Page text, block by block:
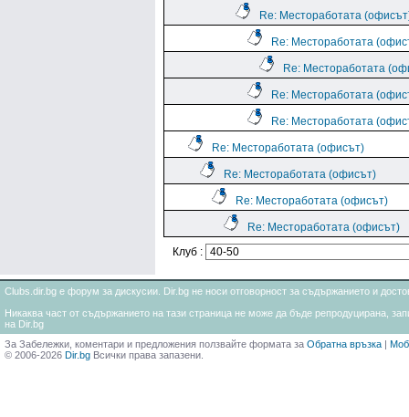
Re: Местоработата
Re: Местоработата
Re: Местоработата
Re: Местоработата
Re: Местоработата
Re: Местоработата (офисът)
Re: Местоработата (офисът)
Re: Местоработата (офисът)
Re: Местоработата (офисът)
Клуб :
Clubs.dir.bg е форум за дискусии. Dir.bg не носи отговорност за съдържанието и
Никаква част от съдържанието на тази страница не може да бъде репродуцирана,
на Dir.bg
За Забележки, коментари и предложения ползвайте формата за Обратна връзка |
© 2006-2026 Dir.bg Всички права запазени.